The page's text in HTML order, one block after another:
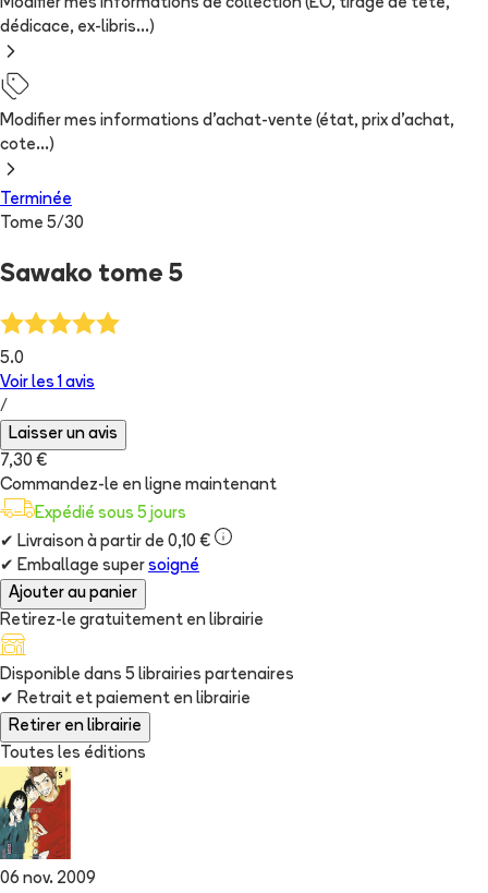
Modifier mes informations de collection (EO, tirage de tête,
dédicace, ex-libris...)
Modifier mes informations d'achat-vente (état, prix d'achat,
cote...)
Terminée
Tome 5/30
Sawako tome 5
5.0
Voir les 1 avis
/
Laisser un avis
7,30 €
Commandez-le en ligne maintenant
Expédié sous 5 jours
✔ Livraison à partir de 0,10 €
✔ Emballage super soigné
Ajouter au panier
Retirez-le gratuitement en librairie
Disponible dans 5 librairies partenaires
✔ Retrait et paiement en librairie
Retirer en librairie
Toutes les éditions
06 nov. 2009